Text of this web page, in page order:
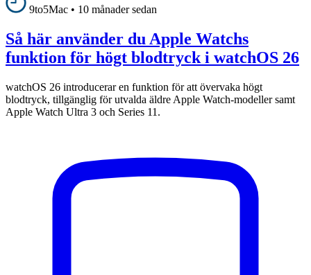
9to5Mac • 10 månader sedan
Så här använder du Apple Watchs
funktion för högt blodtryck i watchOS 26
watchOS 26 introducerar en funktion för att övervaka högt
blodtryck, tillgänglig för utvalda äldre Apple Watch-modeller samt
Apple Watch Ultra 3 och Series 11.